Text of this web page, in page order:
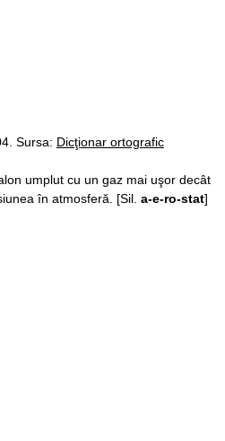
Sursa: Dicţionar ortografic
umplut cu un gaz mai uşor decât
în atmosferă. [Sil. a-e-ro-stat]